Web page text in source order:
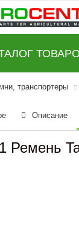
транспортеры
Описание
Ремень